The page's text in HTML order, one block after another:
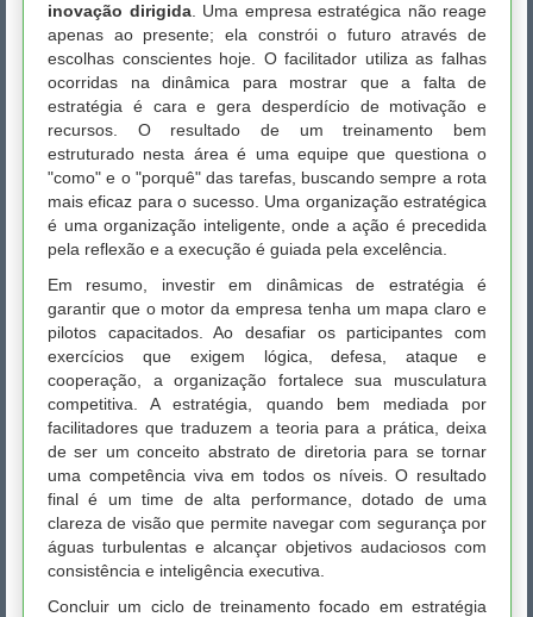
inovação dirigida. Uma empresa estratégica não reage
apenas ao presente; ela constrói o futuro através de
escolhas conscientes hoje. O facilitador utiliza as falhas
ocorridas na dinâmica para mostrar que a falta de
estratégia é cara e gera desperdício de motivação e
recursos. O resultado de um treinamento bem
estruturado nesta área é uma equipe que questiona o
"como" e o "porquê" das tarefas, buscando sempre a rota
mais eficaz para o sucesso. Uma organização estratégica
é uma organização inteligente, onde a ação é precedida
pela reflexão e a execução é guiada pela excelência.
Em resumo, investir em dinâmicas de estratégia é
garantir que o motor da empresa tenha um mapa claro e
pilotos capacitados. Ao desafiar os participantes com
exercícios que exigem lógica, defesa, ataque e
cooperação, a organização fortalece sua musculatura
competitiva. A estratégia, quando bem mediada por
facilitadores que traduzem a teoria para a prática, deixa
de ser um conceito abstrato de diretoria para se tornar
uma competência viva em todos os níveis. O resultado
final é um time de alta performance, dotado de uma
clareza de visão que permite navegar com segurança por
águas turbulentas e alcançar objetivos audaciosos com
consistência e inteligência executiva.
Concluir um ciclo de treinamento focado em estratégia